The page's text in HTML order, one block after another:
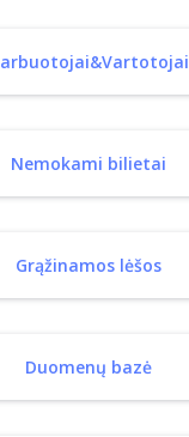
Nemokami bilietai
Grąžinamos lėšos
Duomenų bazė